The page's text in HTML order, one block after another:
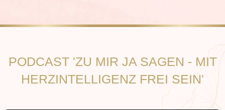
PODCAST 'ZU MIR JA SAGEN - MIT
HERZINTELLIGENZ FREI SEIN'